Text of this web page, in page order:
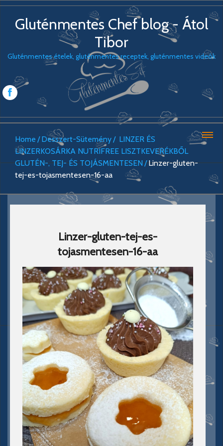
Gluténmentes Chef blog - Átol
Tibor
Gluténmentes ételek, gluténmentes receptek, gluténmentes videók
Home Desszert-Sütemény
LINZER ÉS
LINZERKOSÁRKA NUTRIFREE LISZTKEVERÉKBŐL
GLUTÉN-, TEJ- ÉS TOJÁSMENTESEN
Linzer-gluten-
tej-es-tojasmentesen-16-aa
Linzer-gluten-tej-es-
tojasmentesen-16-aa